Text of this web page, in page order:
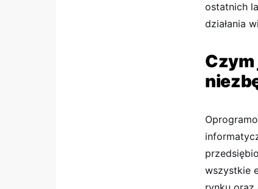
ostatnich
działania
wszystkie